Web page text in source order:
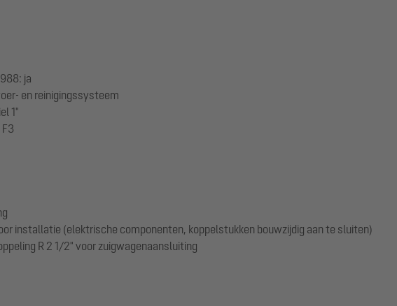
ja
en reinigingssysteem
1"
installatie (elektrische componenten, koppelstukken bouwzijdig aan te sluiten)
R 2 1/2" voor zuigwagenaansluiting